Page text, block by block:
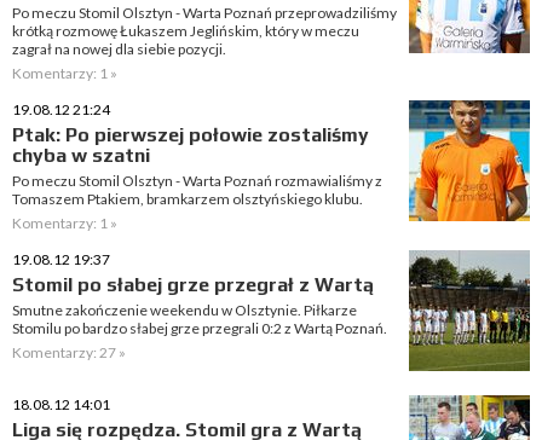
Po meczu Stomil Olsztyn - Warta Poznań przeprowadziliśmy
krótką rozmowę Łukaszem Jeglińskim, który w meczu
zagrał na nowej dla siebie pozycji.
Komentarzy: 1 »
19.08.12 21:24
Ptak: Po pierwszej połowie zostaliśmy
chyba w szatni
Po meczu Stomil Olsztyn - Warta Poznań rozmawialiśmy z
Tomaszem Ptakiem, bramkarzem olsztyńskiego klubu.
Komentarzy: 1 »
19.08.12 19:37
Stomil po słabej grze przegrał z Wartą
Smutne zakończenie weekendu w Olsztynie. Piłkarze
Stomilu po bardzo słabej grze przegrali 0:2 z Wartą Poznań.
Komentarzy: 27 »
18.08.12 14:01
Liga się rozpędza. Stomil gra z Wartą